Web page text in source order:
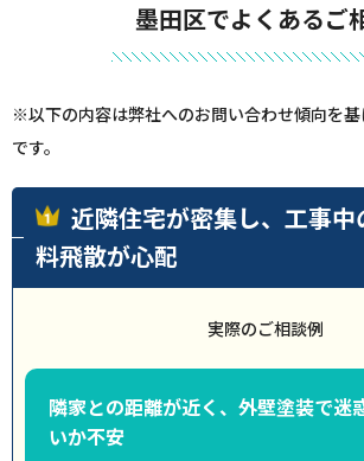
墨田区でよくあるご
※以下の内容は弊社へのお問い合わせ傾向を
です。
近隣住宅が密集し、工事中
料飛散が心配
実際のご相談例
隣家との距離が近く、外壁塗装で迷
いか不安